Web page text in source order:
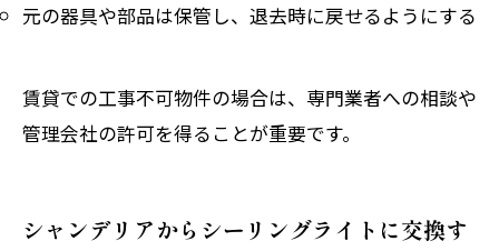
元の器具や部品は保管し、退去時に戻せるようにする
賃貸での工事不可物件の場合は、専門業者への相談や
管理会社の許可を得ることが重要です。
シャンデリアからシーリングライトに交換す